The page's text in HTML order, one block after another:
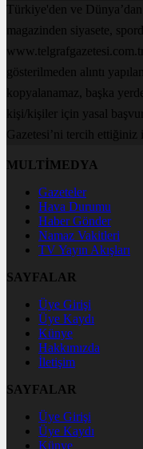
Türkiye'den ve
magazinden siyasete,
gösterilmeden alıntı
kopyalanamaz, başka
kişi/kişiler için yasal
Gazetesi’ni tercih ettiğiniz
MULTİMEDYA
Gazeteler
Hava Durumu
Haber Gönder
Namaz Vakitleri
TV Yayın Akışları
SAYFALAR
Üye Girişi
Üye Kaydı
Künye
Hakkımızda
İletişim
SAYFALAR
Üye Girişi
Üye Kaydı
Künye